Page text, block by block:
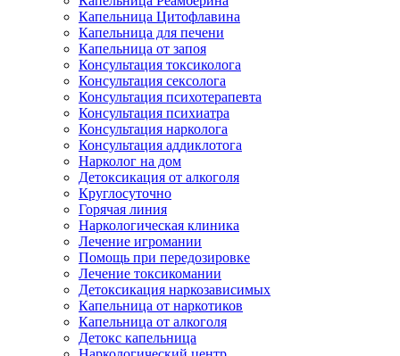
Капельница Цитофлавина
Капельница для печени
Капельница от запоя
Консультация токсиколога
Консультация сексолога
Консультация психотерапевта
Консультация психиатра
Консультация нарколога
Консультация аддиклотога
Нарколог на дом
Детоксикация от алкоголя
Круглосуточно
Горячая линия
Наркологическая клиника
Лечение игромании
Помощь при передозировке
Лечение токсикомании
Детоксикация наркозависимых
Капельница от наркотиков
Капельница от алкоголя
Детокс капельница